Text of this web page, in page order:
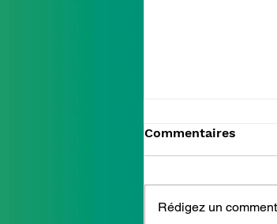
Commentaires
Rédigez un